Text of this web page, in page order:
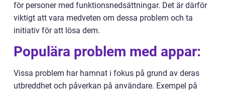
för personer med funktionsnedsättningar. Det är därför
viktigt att vara medveten om dessa problem och ta
initiativ för att lösa dem.
Populära problem med appar:
Vissa problem har hamnat i fokus på grund av deras
utbreddhet och påverkan på användare. Exempel på